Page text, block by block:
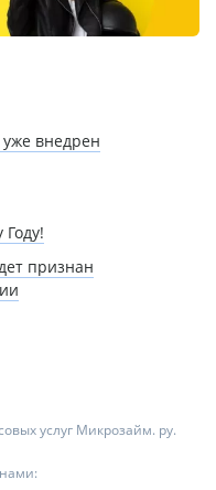
внедрен
признан
услуг Микрозайм. ру.